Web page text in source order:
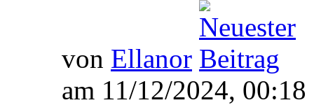
von Ellanor
am 11/12/2024, 00:18